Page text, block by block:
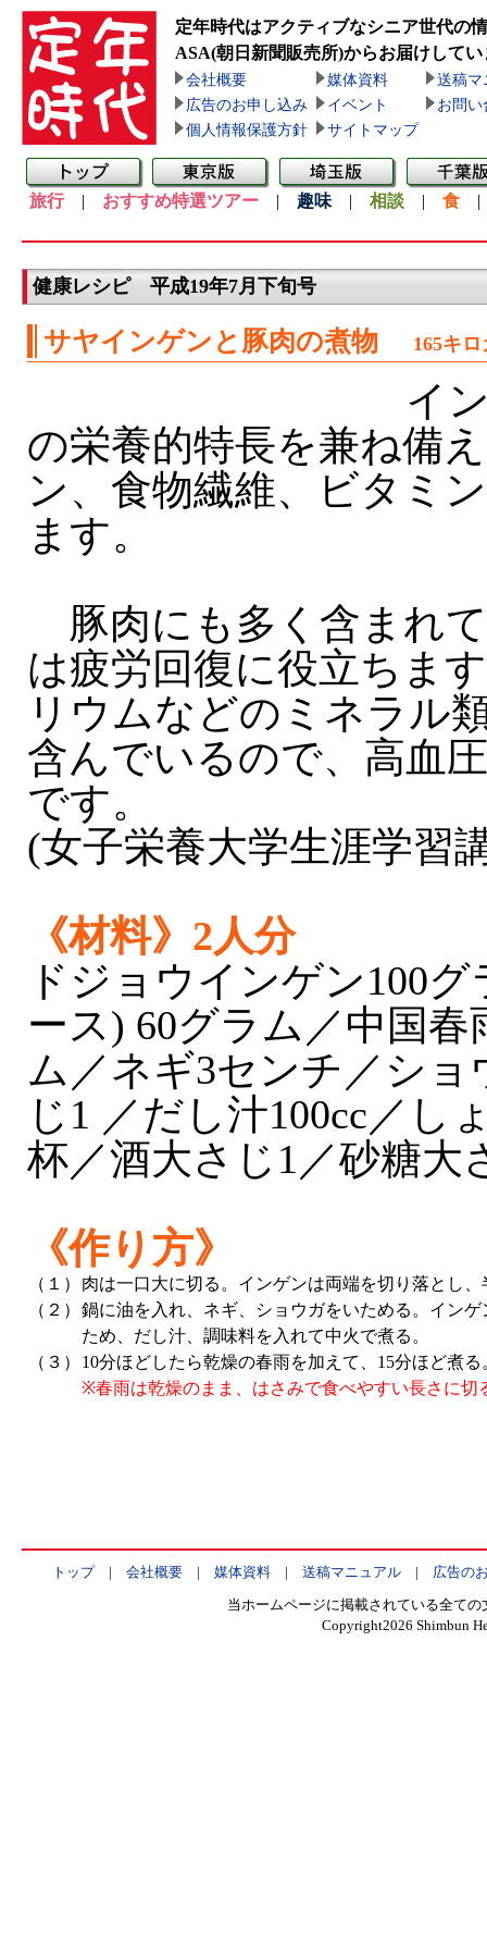
定年時代はアクティブなシニア世代の
ASA(朝日新聞販売所)からお届けしてい
会社概要 媒体資料
送稿マ
広告のお申し込み
イベント
お問い
個人情報保護方針
サイトマップ
旅行| おすすめ特選ツアー | 趣味 | 相談 | 食
健康レシピ 平成19年7月下旬号
サヤインゲンと豚肉の煮物 165キ
イン
の栄養的特長を兼ね備
ン、食物繊維、ビタミ
ます。
豚肉にも多く含まれ
は疲労回復に役立ちま
リウムなどのミネラル
含んでいるので、高血
です。
(女子栄養大学生涯学
《材料》2人分
ドジョウインゲン100
ース) 60グラム／中国春
ム／ネギ3センチ／ショ
じ1 ／だし汁100cc／し
杯／酒大さじ1／砂糖大
《作り方》
（１）
肉は一口大に切る。インゲンは両端を切り落とし
（２） 鍋に油を入れ、ネギ、ショウガをいためる。イン
ため、だし汁、調味料を入れて中火で煮る。
（３）
10分ほどしたら乾燥の春雨を加えて、15分ほど煮る
※春雨は乾燥のまま、はさみで食べやすい長さに切
トップ| 会社概要| 媒体資料| 送稿マニュアル| 広告の
当ホームページに掲載されている全て
Copyright2026 Shimbun